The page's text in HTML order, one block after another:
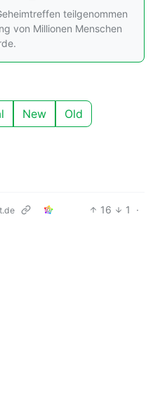
teilgenommen
von Millionen Menschen
New Old
16 1
·